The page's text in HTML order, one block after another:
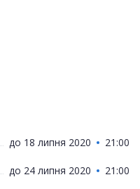
до 18 липня 2020 21:00
до 24 липня 2020 21:00